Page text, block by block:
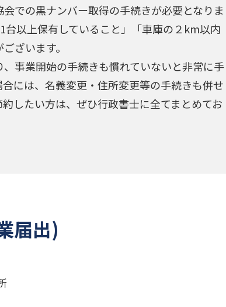
での黒ナンバー取得の手続きが必要となりま
以上保有していること」「車庫の２km以内
ざいます。
事業開始の手続きも慣れていないと非常に手
には、名義変更・住所変更等の手続きも併せ
したい方は、ぜひ行政書士に全てまとめてお
届出)